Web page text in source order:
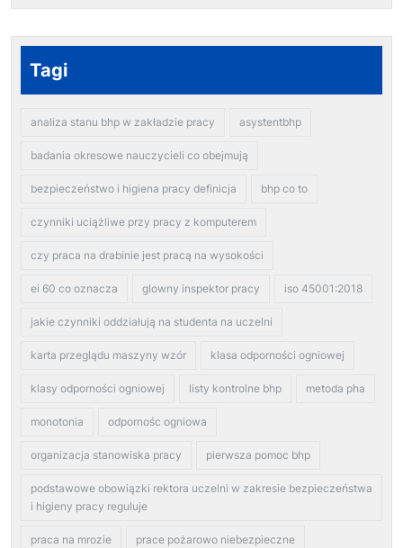
Tagi
analiza stanu bhp w zakładzie pracy asystentbhp
badania okresowe nauczycieli co obejmują
bezpieczeństwo i higiena pracy definicja bhp co to
czynniki uciążliwe przy pracy z komputerem
czy praca na drabinie jest pracą na wysokości
ei 60 co oznacza glowny inspektor pracy iso 45001:2018
jakie czynniki oddziałują na studenta na uczelni
karta przeglądu maszyny wzór klasa odporności ogniowej
klasy odporności ogniowej listy kontrolne bhp metoda pha
monotonia odpornośc ogniowa
organizacja stanowiska pracy pierwsza pomoc bhp
podstawowe obowiązki rektora uczelni w zakresie bezpieczeństwa
i higieny pracy reguluje
praca na mrozie prace pożarowo niebezpieczne